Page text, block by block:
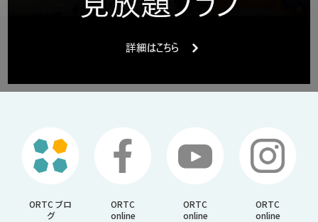
ORTC ブロ
グ
ORTC
online
ORTC
online
ORTC
online